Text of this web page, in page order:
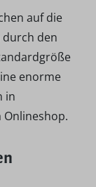
auf die
den
enorme
in